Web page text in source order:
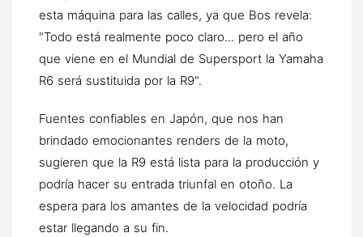
esta máquina para las calles, ya que Bos revela:
"Todo está realmente poco claro... pero el año
que viene en el Mundial de Supersport la Yamaha
R6 será sustituida por la R9".
Fuentes confiables en Japón, que nos han
brindado emocionantes renders de la moto,
sugieren que la R9 está lista para la producción y
podría hacer su entrada triunfal en otoño. La
espera para los amantes de la velocidad podría
estar llegando a su fin.